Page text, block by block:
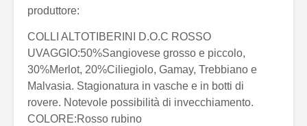
produttore:
COLLI ALTOTIBERINI D.O.C ROSSO
UVAGGIO:50%Sangiovese grosso e piccolo,
30%Merlot, 20%Ciliegiolo, Gamay, Trebbiano e
Malvasia. Stagionatura in vasche e in botti di
rovere. Notevole possibilità di invecchiamento.
COLORE:Rosso rubino